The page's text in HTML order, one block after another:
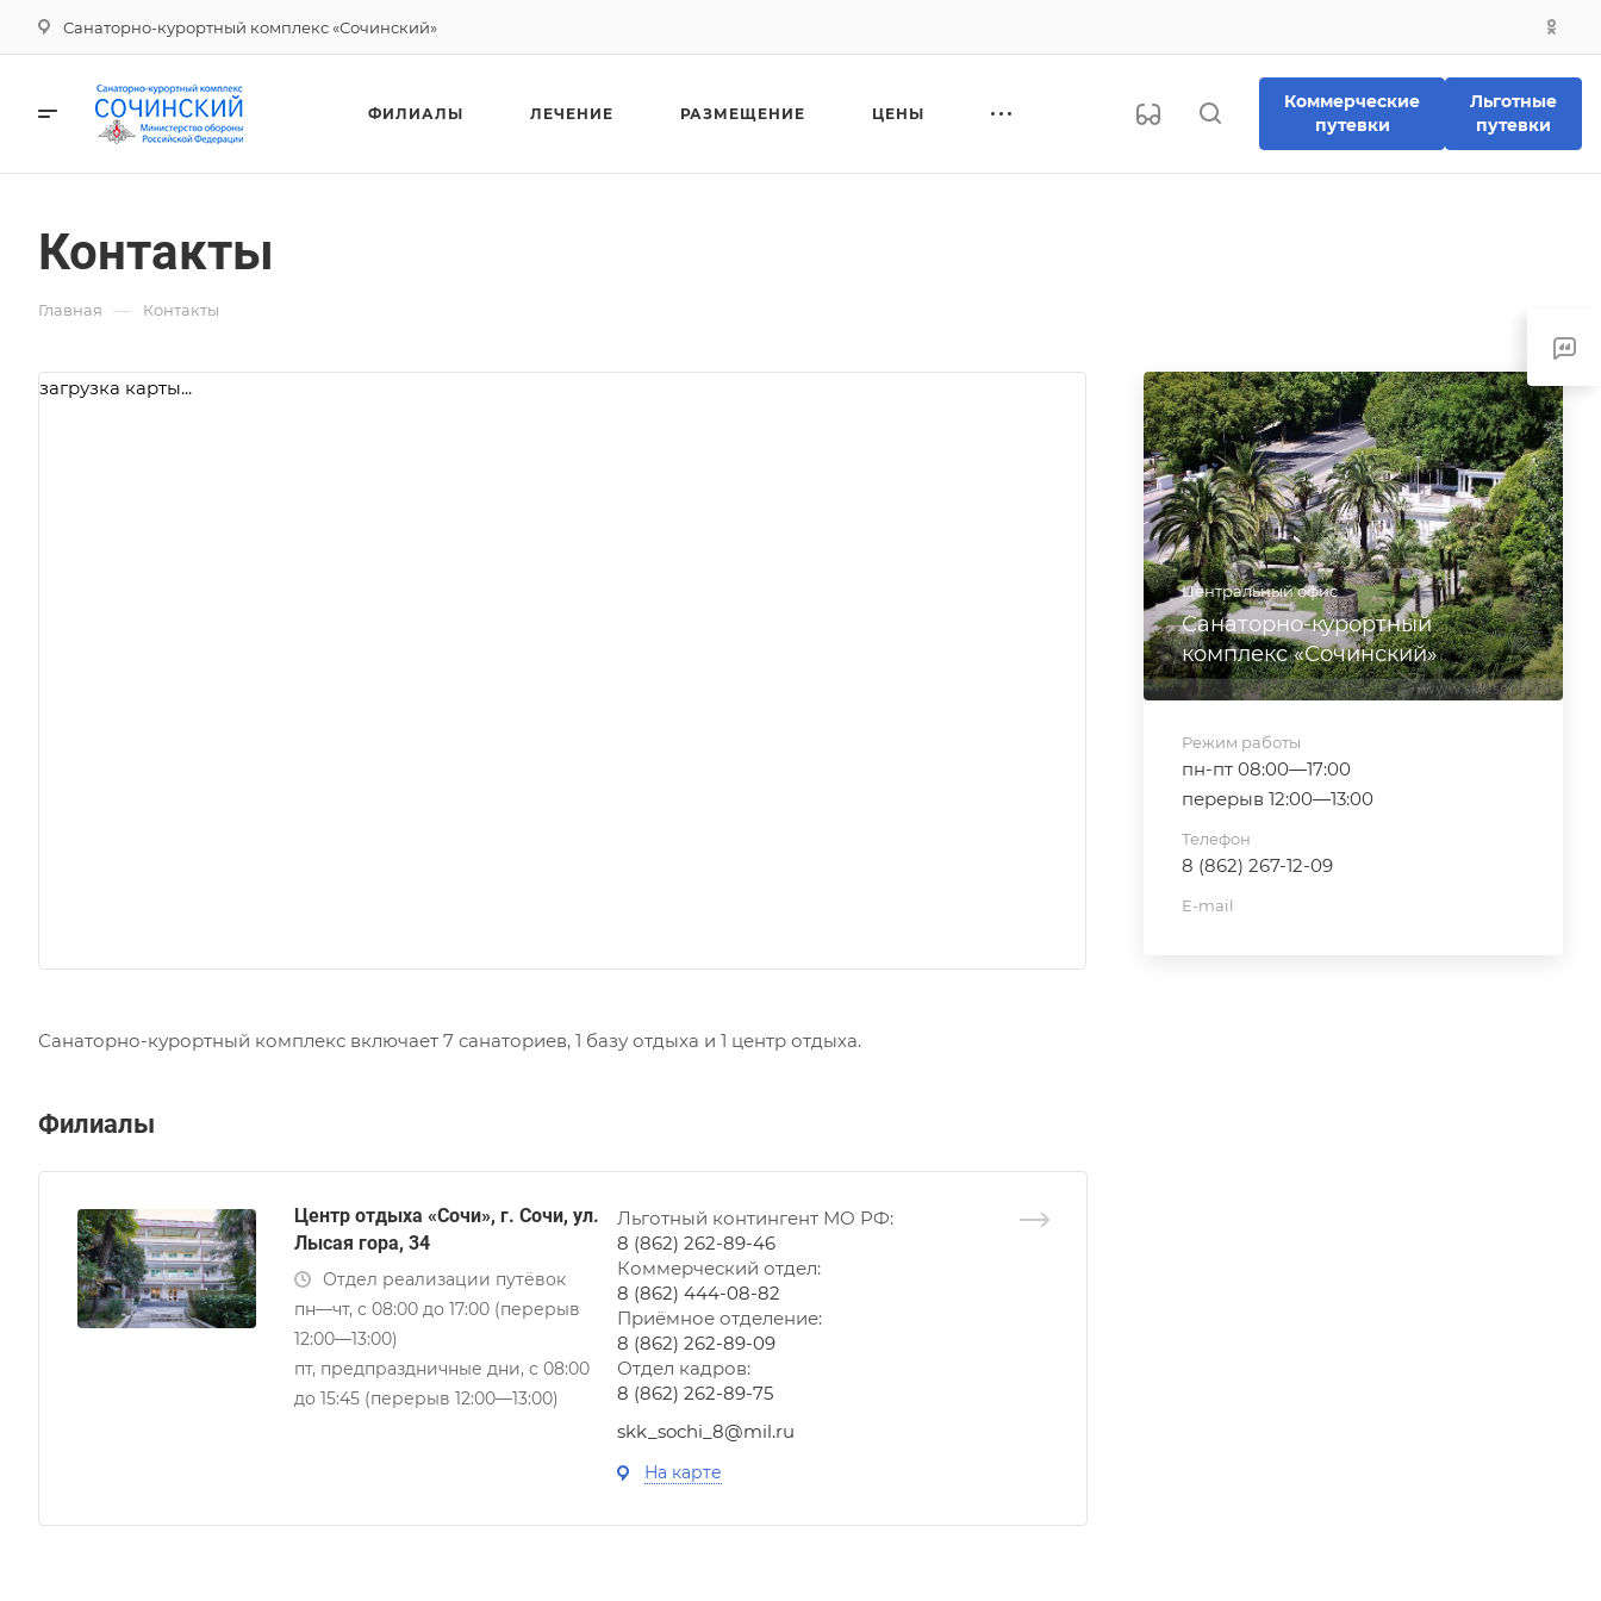
Санаторно-курортный комплекс «Сочинский»
ФИЛИАЛЫ ЛЕЧЕНИЕ РАЗМЕЩЕНИЕ ЦЕНЫ
Коммерческие
путевки
Льготные
путевки
Контакты
Главная — Контакты
загрузка карты...
Санаторно-курортный комплекс включает 7 санаториев, 1 базу отдыха и 1 центр отдыха.
Филиалы
Центр отдыха «Сочи», г. Сочи, ул.
Лысая гора, 34
Отдел реализации путёвок
пн—чт, с 08:00 до 17:00 (перерыв
12:00—13:00)
пт, предпраздничные дни, с 08:00
до 15:45 (перерыв 12:00—13:00)
Льготный контингент МО РФ:
8 (862) 262-89-46
Коммерческий отдел:
8 (862) 444-08-82
Приёмное отделение:
8 (862) 262-89-09
Отдел кадров:
8 (862) 262-89-75
skk_sochi_8@mil.ru
На карте
Центральный офис
Санаторно-курортный
комплекс «Сочинский»
Режим работы
пн-пт 08:00—17:00
перерыв 12:00—13:00
Телефон
8 (862) 267-12-09
E-mail